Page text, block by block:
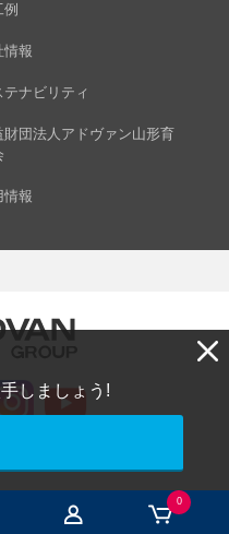
0
しましょう!
情報
テナビリティ
財団法人アドヴァン山形育
情報